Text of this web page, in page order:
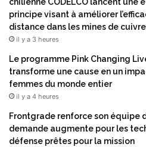
chilienne CODELCO lancent
principe visant à améliorer
distance dans les mines de
il y a 3 heures
Le programme Pink Changing
transforme une cause en un
femmes du monde entier
il y a 4 heures
Frontgrade renforce son équipe
demande augmente pour les
défense prêtes pour la mission